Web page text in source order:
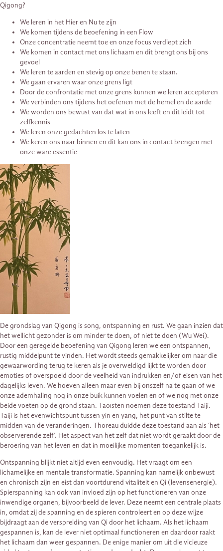
Qigong?
We leren in het Hier en Nu te zijn
We komen tijdens de beoefening in een Flow
Onze concentratie neemt toe en onze focus verdiept zich
We komen in contact met ons lichaam en dit brengt ons bij ons
gevoel
We leren te aarden en stevig op onze benen te staan.
We gaan ervaren waar onze grens ligt
Door de confrontatie met onze grens kunnen we leren accepteren
We verbinden ons tijdens het oefenen met de hemel en de aarde
We worden ons bewust van dat wat in ons leeft en dit leidt tot
zelfkennis
We leren onze gedachten los te laten
We keren ons naar binnen en dit kan ons in contact brengen met
onze ware essentie
De grondslag van Qigong is song, ontspanning en rust. We gaan inzien dat
het wellicht gezonder is om minder te doen, of niet te doen (Wu Wei).
Door een geregelde beoefening van Qigong leren we een ontspannen,
rustig middelpunt te vinden. Het wordt steeds gemakkelijker om naar die
gewaarwording terug te keren als je overweldigd lijkt te worden door
emoties of overspoeld door de veelheid van indrukken en/of eisen van het
dagelijks leven. We hoeven alleen maar even bij onszelf na te gaan of we
onze ademhaling nog in onze buik kunnen voelen en of we nog met onze
beide voeten op de grond staan. Taoïsten noemen deze toestand Taiji.
Taiji is het evenwichtspunt tussen yin en yang, het punt van stilte te
midden van de veranderingen. Thoreau duidde deze toestand aan als ‘het
observerende zelf’. Het aspect van het zelf dat niet wordt geraakt door de
beroering van het leven en dat in moeilijke momenten toegankelijk is.
Ontspanning blijkt niet altijd even eenvoudig. Het vraagt om een
lichamelijke en mentale transformatie. Spanning kan namelijk onbewust
en chronisch zijn en eist dan voortdurend vitaliteit en Qi (levensenergie).
Spierspanning kan ook van invloed zijn op het functioneren van onze
inwendige organen, bijvoorbeeld de lever. Deze neemt een centrale plaats
in, omdat zij de spanning en de spieren controleert en op deze wijze
bijdraagt aan de verspreiding van Qi door het lichaam. Als het lichaam
gespannen is, kan de lever niet optimaal functioneren en daardoor raakt
het lichaam dan weer gespannen. De enige manier om uit die vicieuze